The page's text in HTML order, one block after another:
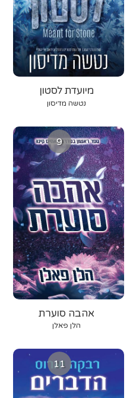
מיועדת לסטון
נטשה מדיסון
9
אהבה סוערת
הלן פאלן
11